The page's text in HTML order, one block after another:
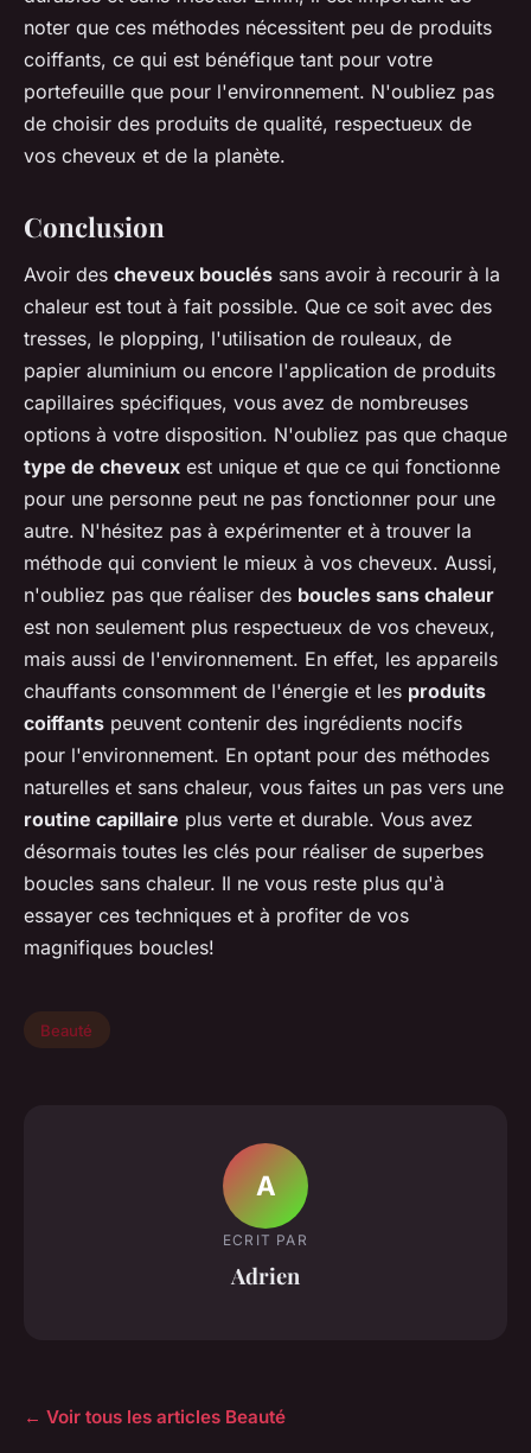
noter que ces méthodes nécessitent peu de produits
coiffants, ce qui est bénéfique tant pour votre
portefeuille que pour l'environnement. N'oubliez pas
de choisir des produits de qualité, respectueux de
vos cheveux et de la planète.
Conclusion
Avoir des cheveux bouclés sans avoir à recourir à la
chaleur est tout à fait possible. Que ce soit avec des
tresses, le plopping, l'utilisation de rouleaux, de
papier aluminium ou encore l'application de produits
capillaires spécifiques, vous avez de nombreuses
options à votre disposition. N'oubliez pas que chaque
type de cheveux est unique et que ce qui fonctionne
pour une personne peut ne pas fonctionner pour une
autre. N'hésitez pas à expérimenter et à trouver la
méthode qui convient le mieux à vos cheveux. Aussi,
n'oubliez pas que réaliser des boucles sans chaleur
est non seulement plus respectueux de vos cheveux,
mais aussi de l'environnement. En effet, les appareils
chauffants consomment de l'énergie et les produits
coiffants peuvent contenir des ingrédients nocifs
pour l'environnement. En optant pour des méthodes
naturelles et sans chaleur, vous faites un pas vers une
routine capillaire plus verte et durable. Vous avez
désormais toutes les clés pour réaliser de superbes
boucles sans chaleur. Il ne vous reste plus qu'à
essayer ces techniques et à profiter de vos
magnifiques boucles!
Beauté
A
ECRIT PAR
Adrien
← Voir tous les articles Beauté